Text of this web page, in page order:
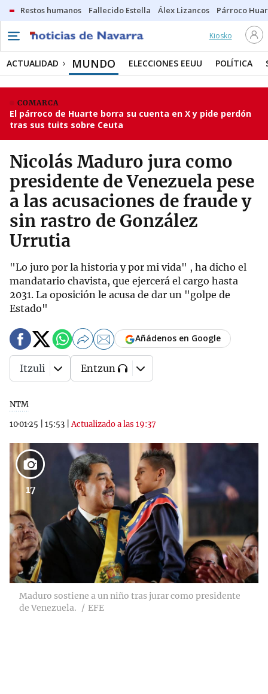
Restos humanos Fallecido Estella Álex Lizancos Párroco
Kiosko
ACTUALIDAD MUNDO ELECCIONES EEUU POLÍTICA
COMARCA
El párroco de Huarte borra su cuenta en X y pide perdón
tras sus tuits sobre Ceuta
Nicolás Maduro jura como
presidente de Venezuela pese
a las acusaciones de fraude y
sin rastro de González
Urrutia
"Lo juro por la historia y por mi vida" , ha dicho el
mandatario chavista, que ejercerá el cargo hasta
2031. La oposición le acusa de dar un "golpe de
Estado"
NTM
10·01·25
15:53 |Actualizado a las 19:37
Añádenos en Google
Itzuli Entzun
17
Maduro sostiene a un niño tras jurar como presidente
de Venezuela.
EFE